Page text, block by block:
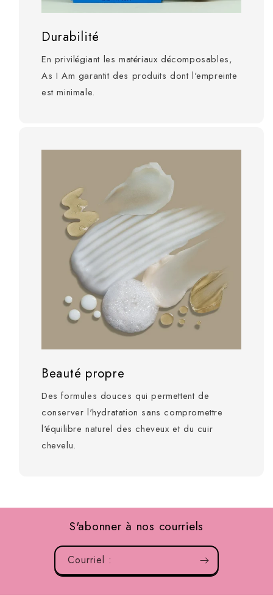
Durabilité
En privilégiant les matériaux décomposables,
As I Am garantit des produits dont l'empreinte
est minimale.
Beauté propre
Des formules douces qui permettent de
conserver l'hydratation sans compromettre
l'équilibre naturel des cheveux et du cuir
chevelu.
S'abonner à nos courriels
Courriel :